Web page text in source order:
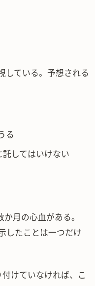
している。予想される
る
託してはいけない
月の心血がある。
したことは一つだけ
けていなければ、こ